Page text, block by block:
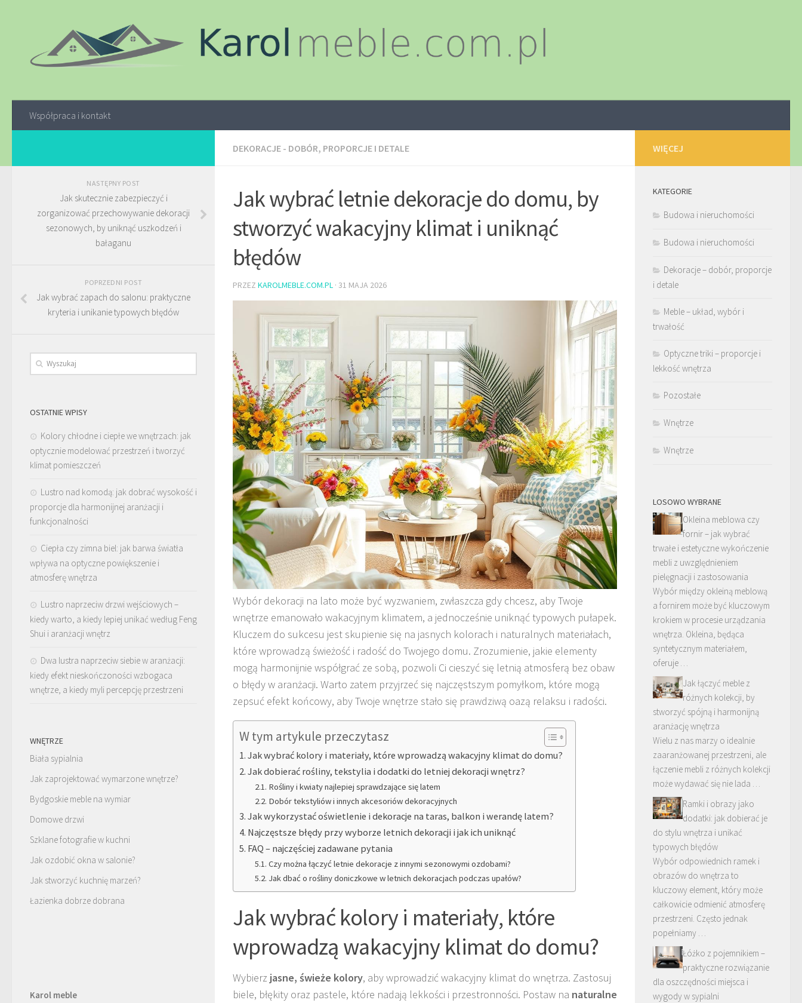
Współpraca i kontakt
DEKORACJE - DOBÓR, PROPORCJE I DETALE
Jak wybrać letnie dekoracje do domu, by
stworzyć wakacyjny klimat i uniknąć
błędów
PRZEZ KAROLMEBLE.COM.PL · 31 MAJA 2026
Wybór dekoracji na lato może być wyzwaniem, zwłaszcza gdy chcesz, aby Twoje
wnętrze emanowało wakacyjnym klimatem, a jednocześnie uniknąć typowych pułapek.
Kluczem do sukcesu jest skupienie się na jasnych kolorach i naturalnych materiałach,
które wprowadzą świeżość i radość do Twojego domu. Zrozumienie, jakie elementy
mogą harmonijnie współgrać ze sobą, pozwoli Ci cieszyć się letnią atmosferą bez obaw
o błędy w aranżacji. Warto zatem przyjrzeć się najczęstszym pomyłkom, które mogą
zepsuć efekt końcowy, aby Twoje wnętrze stało się prawdziwą oazą relaksu i radości.
W tym artykule przeczytasz
Jak wybrać kolory i materiały, które wprowadzą wakacyjny klimat do domu?
Jak dobierać rośliny, tekstylia i dodatki do letniej dekoracji wnętrz?
Rośliny i kwiaty najlepiej sprawdzające się latem
Dobór tekstyliów i innych akcesoriów dekoracyjnych
Jak wykorzystać oświetlenie i dekoracje na taras, balkon i werandę latem?
Najczęstsze błędy przy wyborze letnich dekoracji i jak ich uniknąć
FAQ – najczęściej zadawane pytania
Czy można łączyć letnie dekoracje z innymi sezonowymi ozdobami?
Jak dbać o rośliny doniczkowe w letnich dekoracjach podczas upałów?
Jak wybrać kolory i materiały, które
wprowadzą wakacyjny klimat do domu?
Wybierz jasne, świeże kolory, aby wprowadzić wakacyjny klimat do wnętrza. Zastosuj
biele, błękity oraz pastele, które nadają lekkości i przestronności. Postaw na naturalne
NASTĘPNY POST
Jak skutecznie zabezpieczyć i
zorganizować przechowywanie dekoracji
sezonowych, by uniknąć uszkodzeń i
bałaganu
POPRZEDNI POST
Jak wybrać zapach do salonu: praktyczne
kryteria i unikanie typowych błędów
OSTATNIE WPISY
Kolory chłodne i ciepłe we wnętrzach: jak
optycznie modelować przestrzeń i tworzyć
klimat pomieszczeń
Lustro nad komodą: jak dobrać wysokość i
proporcje dla harmonijnej aranżacji i
funkcjonalności
Ciepła czy zimna biel: jak barwa światła
wpływa na optyczne powiększenie i
atmosferę wnętrza
Lustro naprzeciw drzwi wejściowych –
kiedy warto, a kiedy lepiej unikać według Feng
Shui i aranżacji wnętrz
Dwa lustra naprzeciw siebie w aranżacji:
kiedy efekt nieskończoności wzbogaca
wnętrze, a kiedy myli percepcję przestrzeni
WNĘTRZE
Biała sypialnia
Jak zaprojektować wymarzone wnętrze?
Bydgoskie meble na wymiar
Domowe drzwi
Szklane fotografie w kuchni
Jak ozdobić okna w salonie?
Jak stworzyć kuchnię marzeń?
Łazienka dobrze dobrana
Karol meble
WIĘCEJ
KATEGORIE
Budowa i nieruchomości
Budowa i nieruchomości
Dekoracje – dobór, proporcje
i detale
Meble – układ, wybór i
trwałość
Optyczne triki – proporcje i
lekkość wnętrza
Pozostałe
Wnętrze
Wnętrze
LOSOWO WYBRANE
Okleina meblowa czy
fornir – jak wybrać
trwałe i estetyczne wykończenie
mebli z uwzględnieniem
pielęgnacji i zastosowania
Wybór między okleiną meblową
a fornirem może być kluczowym
krokiem w procesie urządzania
wnętrza. Okleina, będąca
syntetycznym materiałem,
oferuje …
Jak łączyć meble z
różnych kolekcji, by
stworzyć spójną i harmonijną
aranżację wnętrza
Wielu z nas marzy o idealnie
zaaranżowanej przestrzeni, ale
łączenie mebli z różnych kolekcji
może wydawać się nie lada …
Ramki i obrazy jako
dodatki: jak dobierać je
do stylu wnętrza i unikać
typowych błędów
Wybór odpowiednich ramek i
obrazów do wnętrza to
kluczowy element, który może
całkowicie odmienić atmosferę
przestrzeni. Często jednak
popełniamy …
Łóżko z pojemnikiem –
praktyczne rozwiązanie
dla oszczędności miejsca i
wygody w sypialni